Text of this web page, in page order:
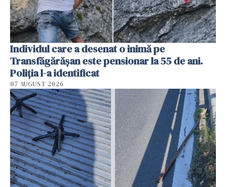
Individul care a desenat o inimă pe
Transfăgărășan este pensionar la 55 de ani.
Poliția l-a identificat
07 AUGUST 2026